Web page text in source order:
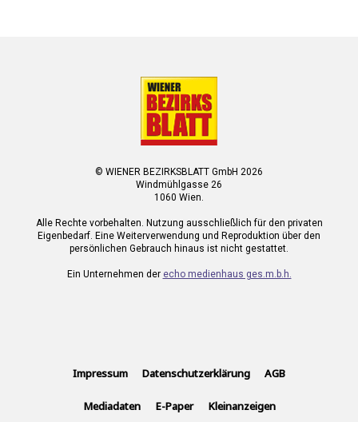
© WIENER BEZIRKSBLATT GmbH 2026
Windmühlgasse 26
1060 Wien.
Alle Rechte vorbehalten. Nutzung ausschließlich für den privaten
Eigenbedarf. Eine Weiterverwendung und Reproduktion über den
persönlichen Gebrauch hinaus ist nicht gestattet.
Ein Unternehmen der echo medienhaus ges.m.b.h.
Impressum Datenschutzerklärung AGB
Mediadaten E-Paper Kleinanzeigen